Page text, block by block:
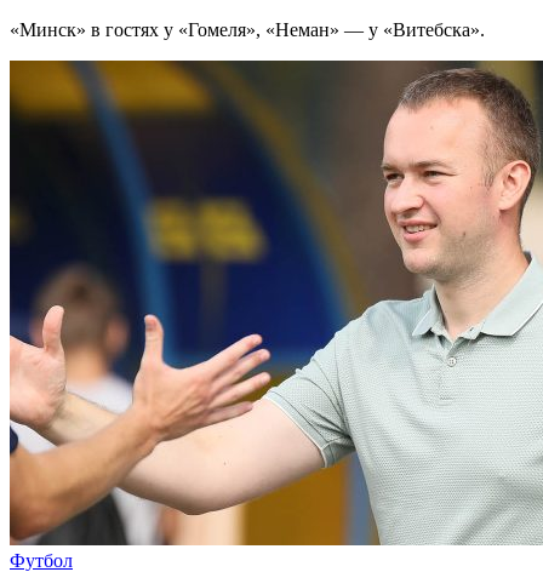
«Минск» в гостях у «Гомеля», «Неман» — у «Витебска».
Футбол